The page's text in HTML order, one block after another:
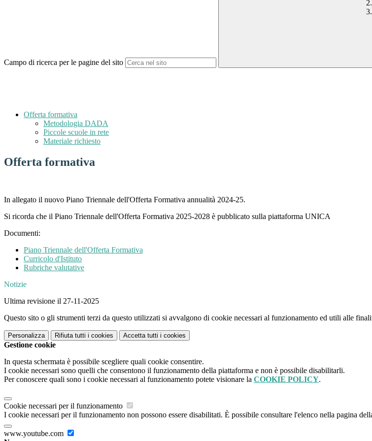
Campo di ricerca per le pagine del sito
Offerta formativa
Metodologia DADA
Piccole scuole in rete
Materiale richiesto
Offerta formativa
In allegato il nuovo Piano Triennale dell'Offerta Formativa annualità 2024-25.
Si ricorda che il Piano Triennale dell'Offerta Formativa 2025-2028 è pubblicato sulla piattaforma UNICA
Documenti:
Piano Triennale dell'Offerta Formativa
Curricolo d'Istituto
Rubriche valutative
Notizie
Ultima revisione il 27-11-2025
Questo sito o gli strumenti terzi da questo utilizzati si avvalgono di cookie necessari al funzionamento ed utili alle
Personalizza Rifiuta tutti i cookies Accetta tutti i cookies
Gestione cookie
In questa schermata è possibile scegliere quali cookie consentire.
I cookie necessari sono quelli che consentono il funzionamento della piattaforma e non è possibile disabilitarli.
Per conoscere quali sono i cookie necessari al funzionamento potete visionare la COOKIE POLICY.
Cookie necessari per il funzionamento
I cookie necessari per il funzionamento non possono essere disabilitati. È possibile consultare l'elenco nella pagina
www.youtube.com